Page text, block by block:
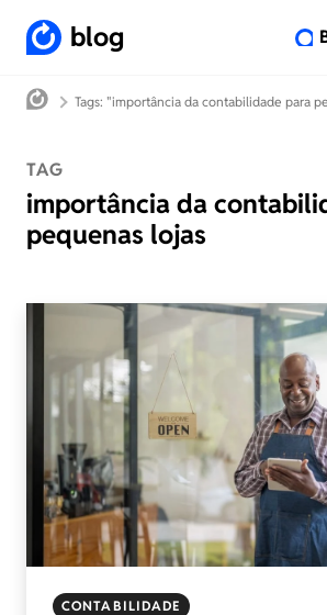
blog
Tags: "importância da contabilidade para
TAG
importância da
pequenas lojas
CONTABILIDADE